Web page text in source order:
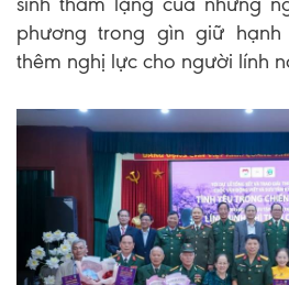
phương trong gìn giữ
thêm nghị lực cho người lính